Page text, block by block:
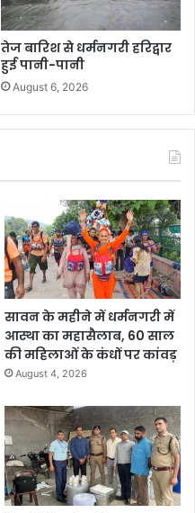
तेज बारिश से धर्मनगरी हरिद्वार
हुई पानी-पानी
August 6, 2026
सावन के महीने में धर्मनगरी में
आस्था का महासैलाब, 60 साल
की महिलाओं के कंधों पर कांवड़
August 4, 2026